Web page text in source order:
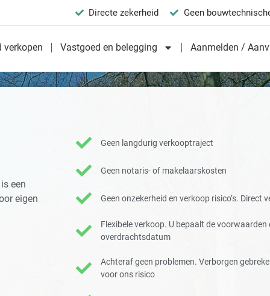
Directe zekerheid Geen
verkopen Vastgoed en belegging Aanmelden /
een
eigen
Geen langdurig verkooptraject
Geen notaris- of makelaarskosten
Geen onzekerheid en verkoop risico’s. Direct
Flexibele verkoop. U bepaalt de voorwaarden
overdrachtsdatum
Achteraf geen problemen. Verborgen
voor ons risico